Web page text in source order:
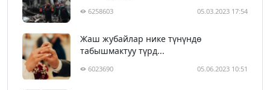
6258603 05.03.2023 17:54
Жаш жубайлар нике түнүндө
табышмактуу түрд...
6023690 05.06.2023 10:51